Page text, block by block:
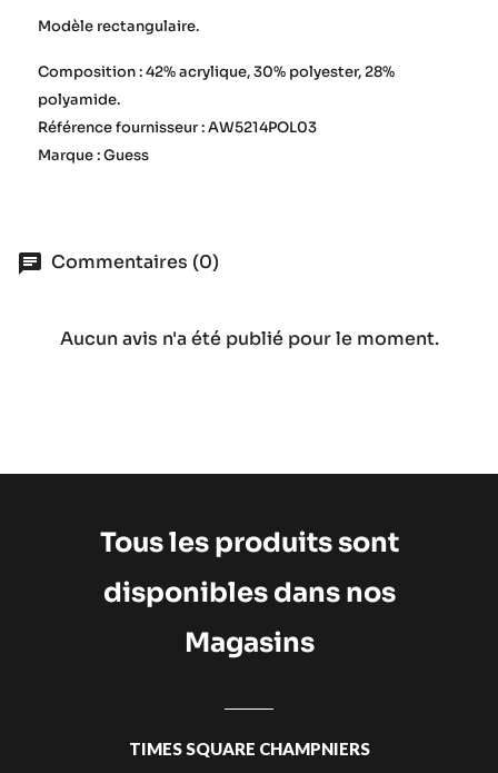
Modèle rectangulaire.
Composition : 42% acrylique, 30% polyester, 28%
polyamide.
Référence fournisseur : AW5214POL03
Marque : Guess
Commentaires (0)
Aucun avis n'a été publié pour le moment.
Tous les produits sont
disponibles dans nos
Magasins
TIMES SQUARE CHAMPNIERS